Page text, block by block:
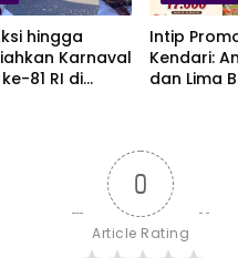
hingga
Karnaval
81 RI di
Intip
Kendari:
dan Lima
0
Article Rating